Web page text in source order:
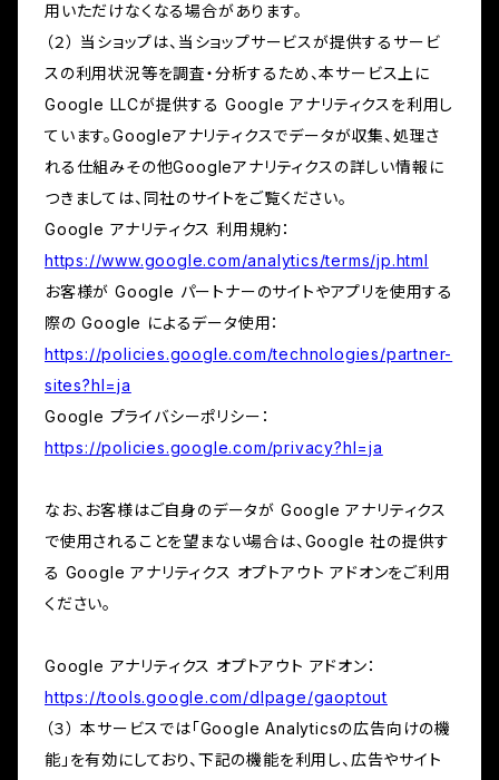
用いただけなくなる場合があります。
（２） 当ショップは、当ショップサービスが提供するサービ
スの利用状況等を調査・分析するため、本サービス上に
Google LLCが提供する Google アナリティクスを利用し
ています。Googleアナリティクスでデータが収集、処理さ
れる仕組みその他Googleアナリティクスの詳しい情報に
つきましては、同社のサイトをご覧ください。
Google アナリティクス 利用規約：
https://www.google.com/analytics/terms/jp.html
お客様が Google パートナーのサイトやアプリを使用する
際の Google によるデータ使用：
https://policies.google.com/technologies/partner-
sites?hl=ja
Google プライバシーポリシー：
https://policies.google.com/privacy?hl=ja
なお、お客様はご自身のデータが Google アナリティクス
で使用されることを望まない場合は、Google 社の提供す
る Google アナリティクス オプトアウト アドオンをご利用
ください。
Google アナリティクス オプトアウト アドオン：
https://tools.google.com/dlpage/gaoptout
（３） 本サービスでは「Google Analyticsの広告向けの機
能」を有効にしており、下記の機能を利用し、広告やサイト